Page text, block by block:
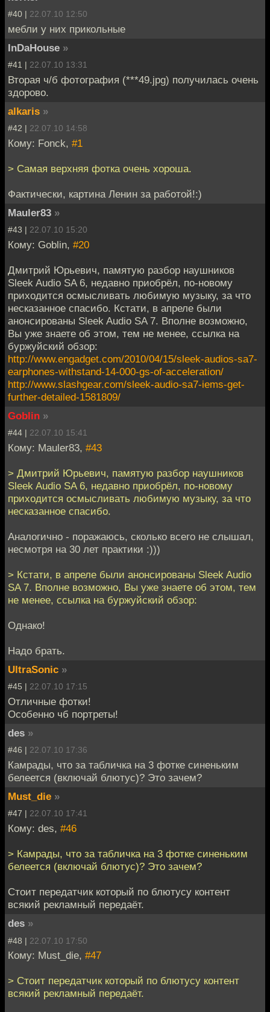
#40 | 22.07.10 12:50
мебли у них прикольные
InDaHouse »
#41 | 22.07.10 13:31
Вторая ч/б фотография (***49.jpg) получилась очень
здорово.
alkaris »
#42 | 22.07.10 14:58
Кому: Fonck, #1
> Самая верхняя фотка очень хороша.
Фактически, картина Ленин за работой!:)
Mauler83 »
#43 | 22.07.10 15:20
Кому: Goblin, #20
Дмитрий Юрьевич, памятую разбор наушников
Sleek Audio SA 6, недавно приобрёл, по-новому
приходится осмысливать любимую музыку, за что
несказанное спасибо. Кстати, в апреле были
анонсированы Sleek Audio SA 7. Вполне возможно,
Вы уже знаете об этом, тем не менее, ссылка на
буржуйский обзор:
http://www.engadget.com/2010/04/15/sleek-audios-sa7-
earphones-withstand-14-000-gs-of-acceleration/
http://www.slashgear.com/sleek-audio-sa7-iems-get-
further-detailed-1581809/
Goblin »
#44 | 22.07.10 15:41
Кому: Mauler83, #43
> Дмитрий Юрьевич, памятую разбор наушников
Sleek Audio SA 6, недавно приобрёл, по-новому
приходится осмысливать любимую музыку, за что
несказанное спасибо.
Аналогично - поражаюсь, сколько всего не слышал,
несмотря на 30 лет практики :)))
> Кстати, в апреле были анонсированы Sleek Audio
SA 7. Вполне возможно, Вы уже знаете об этом, тем
не менее, ссылка на буржуйский обзор:
Однако!
Надо брать.
UltraSonic »
#45 | 22.07.10 17:15
Отличные фотки!
Особенно чб портреты!
des »
#46 | 22.07.10 17:36
Камрады, что за табличка на 3 фотке синеньким
белеется (включай блютус)? Это зачем?
Must_die »
#47 | 22.07.10 17:41
Кому: des, #46
> Камрады, что за табличка на 3 фотке синеньким
белеется (включай блютус)? Это зачем?
Стоит передатчик который по блютусу контент
всякий рекламный передаёт.
des »
#48 | 22.07.10 17:50
Кому: Must_die, #47
> Стоит передатчик который по блютусу контент
всякий рекламный передаёт.